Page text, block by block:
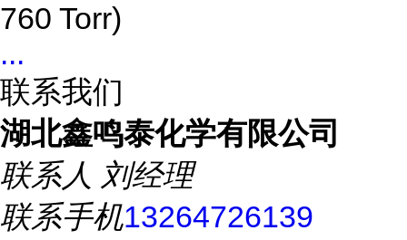
760 Torr)
...
联系我们
湖北鑫鸣泰化学有限公司
联系人 刘经理
联系手机13264726139